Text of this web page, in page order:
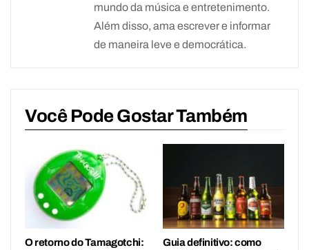
mundo da música e entretenimento.
Além disso, ama escrever e informar
de maneira leve e democrática.
Você Pode Gostar Também
O retorno do Tamagotchi:
Guia definitivo: como